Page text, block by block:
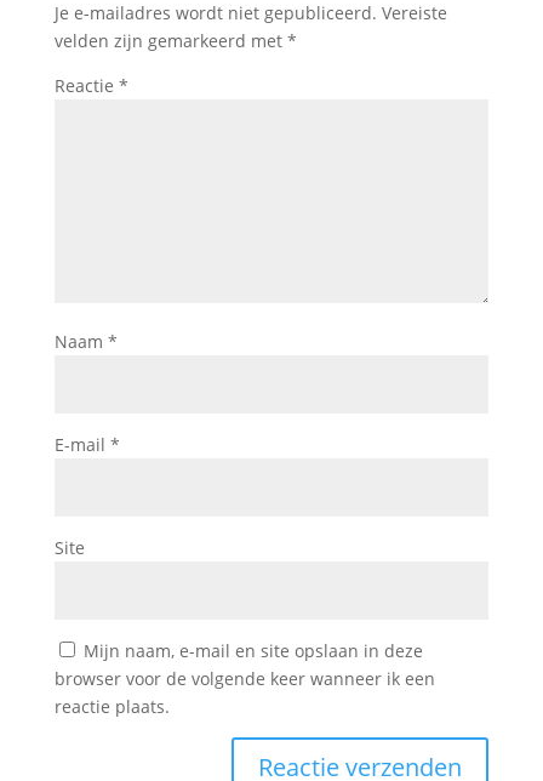
Je e-mailadres wordt niet gepubliceerd. Vereiste
velden zijn gemarkeerd met *
Reactie *
Naam *
E-mail *
Site
Mijn naam, e-mail en site opslaan in deze
browser voor de volgende keer wanneer ik een
reactie plaats.